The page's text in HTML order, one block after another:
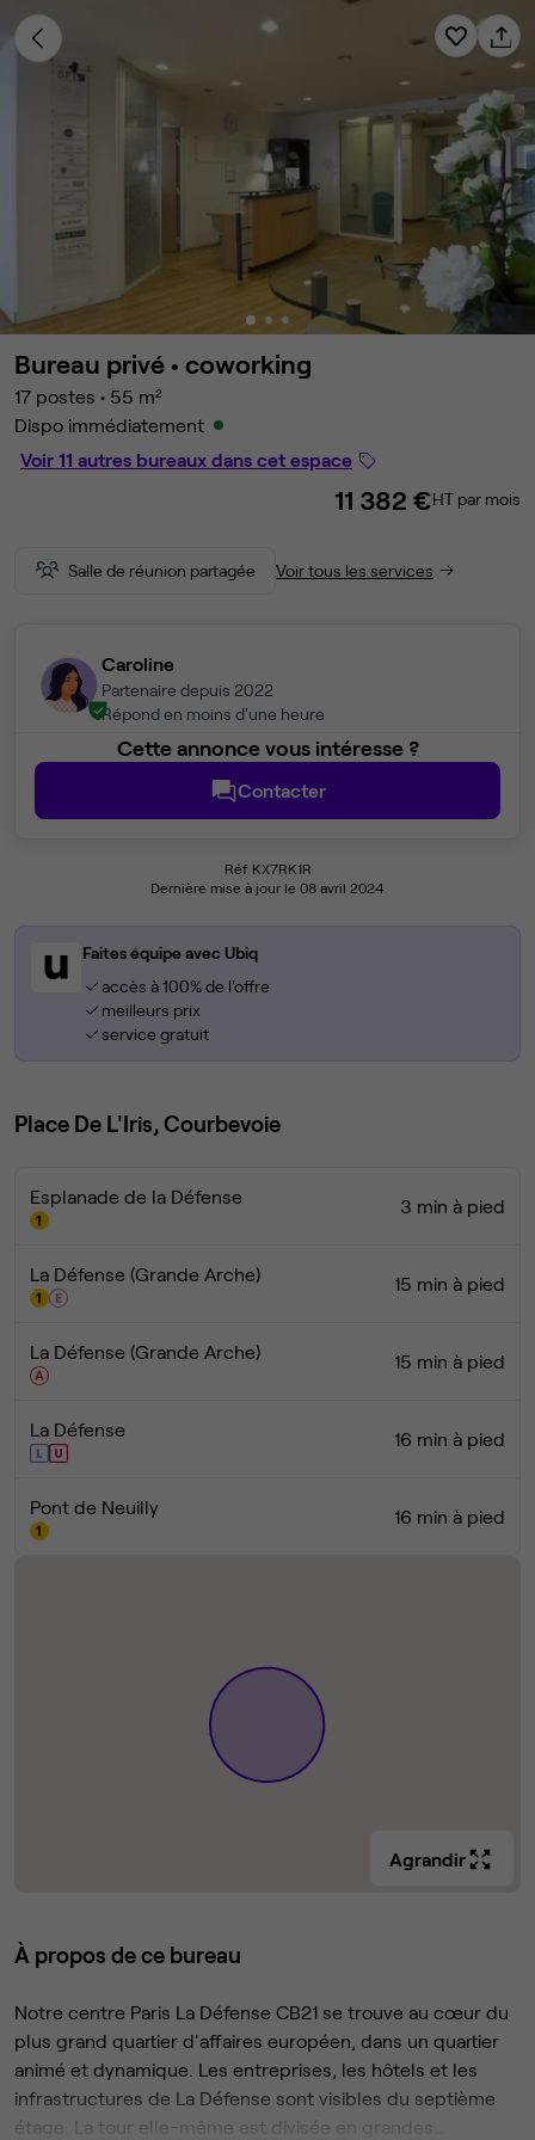
Bureau privé • coworking
17 postes • 55 m²
Dispo immédiatement
Voir 11 autres bureaux dans cet espace
11 382 €HT par mois
Salle de réunion partagée Voir tous les services
Caroline
Partenaire depuis 2022
Répond en moins d'une heure
Cette annonce vous intéresse ?
Contacter
Réf KX7RK1R
Dernière mise à jour le 08 avril 2024
Faites équipe avec Ubiq
accès à 100% de l'offre
meilleurs prix
service gratuit
Place De L'Iris, Courbevoie
Esplanade de la Défense 3 min à pied
La Défense (Grande Arche) 15 min à pied
La Défense (Grande Arche) 15 min à pied
La Défense 16 min à pied
Pont de Neuilly 16 min à pied
Agrandir
À propos de ce bureau
Notre centre Paris La Défense CB21 se trouve au cœur du
plus grand quartier d'affaires européen, dans un quartier
animé et dynamique. Les entreprises, les hôtels et les
infrastructures de La Défense sont visibles du septième
étage. La tour elle-même est divisée en grandes